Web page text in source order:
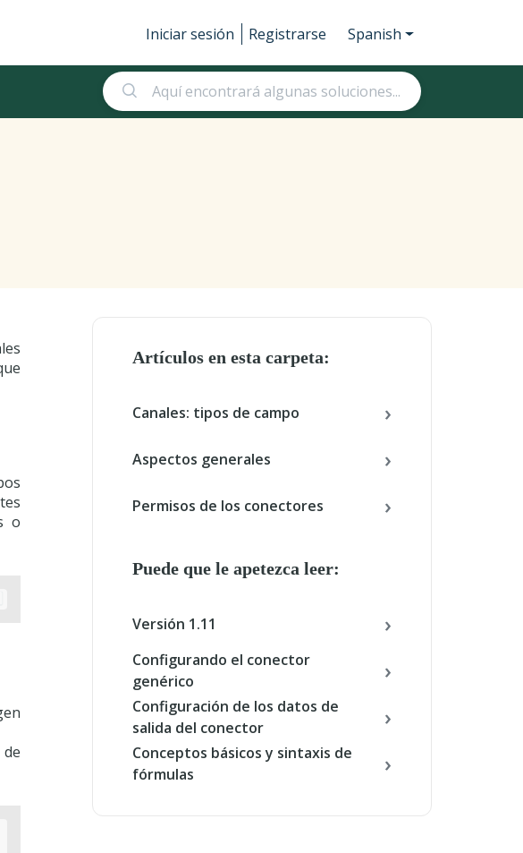
Iniciar sesión
Registrarse Spanish
o
Artículos en esta carpeta:
Canales: tipos de campo
Aspectos generales
Permisos de los conectores
Puede que le apetezca leer:
Versión 1.11
Configurando el conector
genérico
Configuración de los datos de
salida del conector
Conceptos básicos y sintaxis de
fórmulas